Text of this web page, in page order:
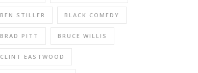
BEN STILLER BLACK COMEDY
BRAD PITT BRUCE WILLIS
CLINT EASTWOOD